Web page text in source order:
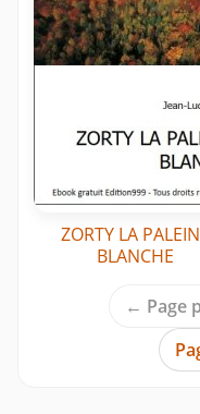
ZORTY LA
BLANCHE
← Page